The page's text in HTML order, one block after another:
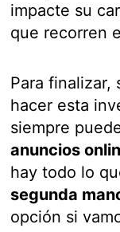
impacte su
que recorren
Para finalizar,
hacer esta
siempre
anuncios
hay todo lo
segunda
opción si